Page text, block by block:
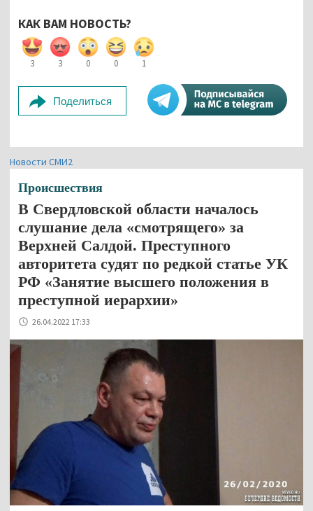
КАК ВАМ НОВОСТЬ?
3 3 0 0 1
Поделиться
Новости СМИ2
Происшествия
В Свердловской области началось
слушание дела «смотрящего» за
Верхней Салдой. Преступного
авторитета судят по редкой статье УК
РФ «Занятие высшего положения в
преступной иерархии»
26.04.2022 17:33